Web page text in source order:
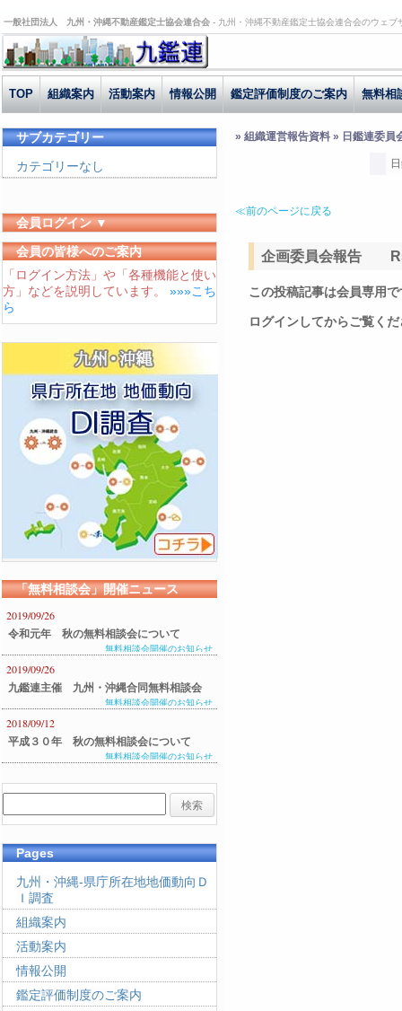
一般社団法人 九州・沖縄不動産鑑定士協会連合会 - 九州・沖縄不動産鑑定士協会連合会のウェ
TOP 組織案内 活動案内 情報公開 鑑定評価制度のご案内 無料相
» 組織運営報告資料 » 日鑑連委員
≪前のページに戻る
企画委員会報告
この投稿記事は会員専用
ログインしてからご覧く
サブカテゴリー
カテゴリーなし
会員ログイン ▼
ユーザーID
パスワード
会員の皆様へのご案内
「ログイン方法」や「各種機能と使い
方」などを説明しています。 »»»こち
ら
「無料相談会」開催ニュース
2019/09/26
令和元年 秋の無料相談会について
無料相談会開催のお知らせ
2019/09/26
九鑑連主催 九州・沖縄合同無料相談会
のご案内
無料相談会開催のお知らせ
2018/09/12
平成３０年 秋の無料相談会について
無料相談会開催のお知らせ
Pages
九州・沖縄-県庁所在地地価動向Ｄ
Ｉ調査
組織案内
活動案内
情報公開
鑑定評価制度のご案内